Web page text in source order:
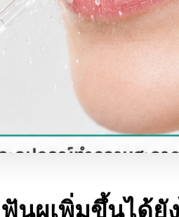
นผุเพิ่มขึ้นได้ยั